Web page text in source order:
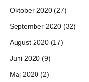
Oktober 2020 (27)
September 2020 (32)
August 2020 (17)
Juni 2020 (9)
Maj 2020 (2)